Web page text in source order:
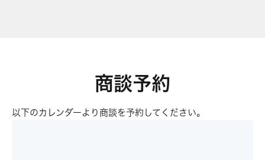
商談予約
以下のカレンダーより商談を予約してください。